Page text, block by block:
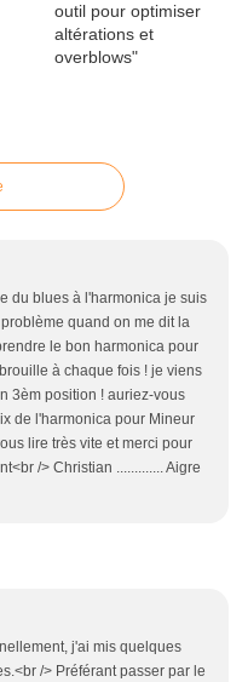
du blues à l'harmonica je suis
quand on me dit la
le bon harmonica pour
à chaque fois ! je viens
3èm position ! auriez-vous
de l'harmonica pour Mineur
lire très vite et merci pour
/> Christian ............. Aigre
j'ai mis quelques
/> Préférant passer par le